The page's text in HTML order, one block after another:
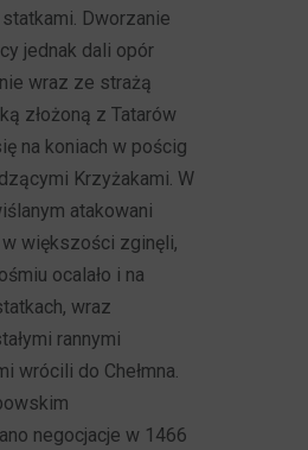
Dworzanie
jednak dali opór
wraz ze strażą
złożoną z Tatarów
na koniach w pościg
Krzyżakami. W
atakowani
w większości zginęli,
ocalało i na
wraz
rannymi
wrócili do Chełmna.
negocjacje w 1466